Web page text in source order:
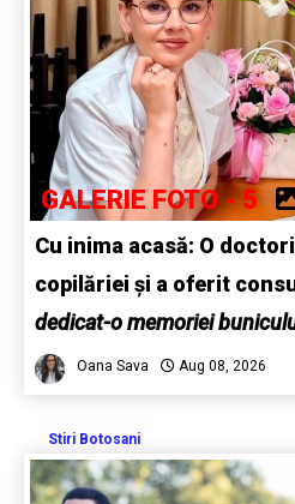
GALERIE FOTO - 5
Cu inima acasă: O
copilăriei și a oferit
dedicat-o memoriei
Oana Sava Aug 08, 2026
Stiri Botosani